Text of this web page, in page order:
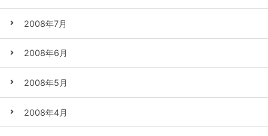
2008年7月
2008年6月
2008年5月
2008年4月